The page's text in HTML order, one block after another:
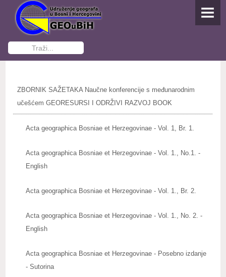
NASLOVNA
O UDRUŽENJU
Osnivanje
Funkcioneri GEOuBiH
AKTIVNOSTI
Studenti pišu
IZDAVAŠTVO
Upute autorima radova
Zbornici radova
ZBORNIK SAŽETAKA Naučne konferencije s međunarodnim
učešćem GEORESURSI I ODRŽIVI RAZVOJ BOOK
Acta geographica Bosniae et Herzegovinae - Vol. 1, Br. 1.
Acta geographica Bosniae et Herzegovinae - Vol. 1., No.1. -
English
Acta geographica Bosniae et Herzegovinae - Vol. 1., Br. 2.
Acta geographica Bosniae et Herzegovinae - Vol. 1., No. 2. -
English
Acta geographica Bosniae et Herzegovinae - Posebno izdanje
- Sutorina